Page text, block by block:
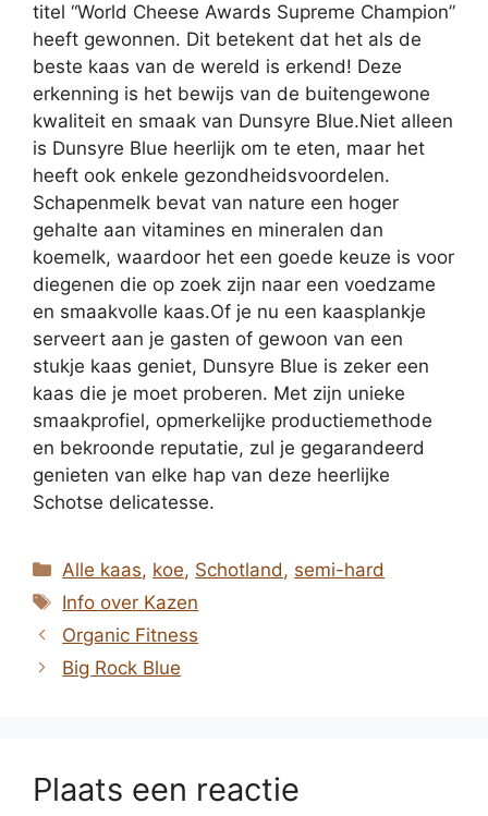
titel “World Cheese Awards Supreme Champion”
heeft gewonnen. Dit betekent dat het als de
beste kaas van de wereld is erkend! Deze
erkenning is het bewijs van de buitengewone
kwaliteit en smaak van Dunsyre Blue.Niet alleen
is Dunsyre Blue heerlijk om te eten, maar het
heeft ook enkele gezondheidsvoordelen.
Schapenmelk bevat van nature een hoger
gehalte aan vitamines en mineralen dan
koemelk, waardoor het een goede keuze is voor
diegenen die op zoek zijn naar een voedzame
en smaakvolle kaas.Of je nu een kaasplankje
serveert aan je gasten of gewoon van een
stukje kaas geniet, Dunsyre Blue is zeker een
kaas die je moet proberen. Met zijn unieke
smaakprofiel, opmerkelijke productiemethode
en bekroonde reputatie, zul je gegarandeerd
genieten van elke hap van deze heerlijke
Schotse delicatesse.
Categorieën
Alle kaas, koe, Schotland, semi-hard
Tags
Info over Kazen
Organic Fitness
Big Rock Blue
Plaats een reactie